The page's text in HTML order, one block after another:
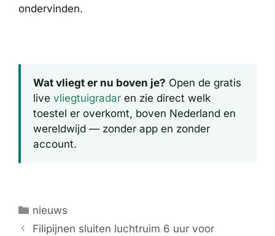
ondervinden.
Wat vliegt er nu boven je? Open de gratis
live vliegtuigradar en zie direct welk
toestel er overkomt, boven Nederland en
wereldwijd — zonder app en zonder
account.
Categorieën
nieuws
Filipijnen sluiten luchtruim 6 uur voor